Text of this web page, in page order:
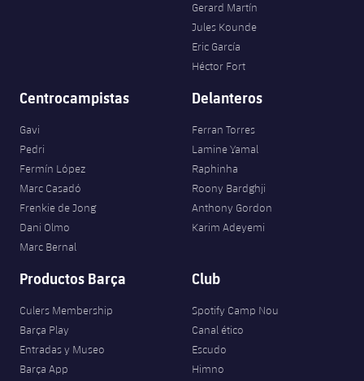
Gerard Martín
Jules Kounde
Eric García
Héctor Fort
Centrocampistas
Gavi
Pedri
Fermín López
Marc Casadó
Frenkie de Jong
Dani Olmo
Marc Bernal
Delanteros
Ferran Torres
Lamine Yamal
Raphinha
Roony Bardghji
Anthony Gordon
Karim Adeyemi
Productos Barça
Culers Membership
Barça Play
Entradas y Museo
Barça App
Club
Spotify Camp Nou
Canal ético
Escudo
Himno